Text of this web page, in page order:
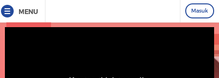
MENU Masuk